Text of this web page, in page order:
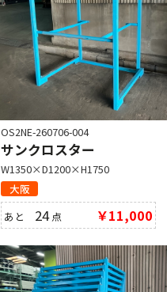
OS2NE-260706-004
サンクロスター
W1350×D1200×H1750
大阪
あと 24点 ￥11,000